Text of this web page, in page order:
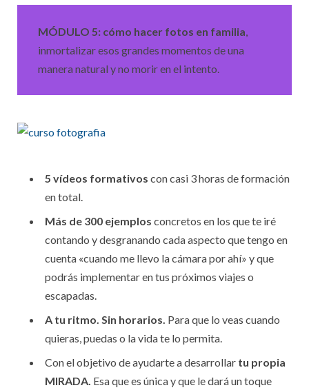
MÓDULO 5: cómo hacer fotos en familia,
inmortalizar esos grandes momentos de una
manera natural y no morir en el intento.
5 vídeos formativos con casi 3 horas de formación
en total.
Más de 300 ejemplos concretos en los que te iré
contando y desgranando cada aspecto que tengo en
cuenta «cuando me llevo la cámara por ahí» y que
podrás implementar en tus próximos viajes o
escapadas.
A tu ritmo. Sin horarios. Para que lo veas cuando
quieras, puedas o la vida te lo permita.
Con el objetivo de ayudarte a desarrollar tu propia
MIRADA. Esa que es única y que le dará un toque